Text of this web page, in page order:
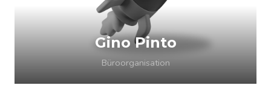
Gino Pinto
Büroorganisation